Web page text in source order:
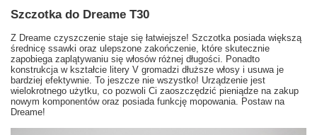
Szczotka do Dreame T30
Z Dreame czyszczenie staje się łatwiejsze! Szczotka posiada większą
średnicę ssawki oraz ulepszone zakończenie, które skutecznie
zapobiega zaplątywaniu się włosów różnej długości. Ponadto
konstrukcja w kształcie litery V gromadzi dłuższe włosy i usuwa je
bardziej efektywnie. To jeszcze nie wszystko! Urządzenie jest
wielokrotnego użytku, co pozwoli Ci zaoszczędzić pieniądze na zakup
nowym komponentów oraz posiada funkcję mopowania. Postaw na
Dreame!